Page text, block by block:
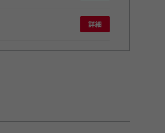
詳細